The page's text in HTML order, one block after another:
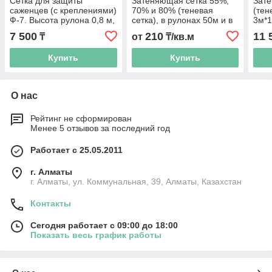
саженцев (с креплениями)
Ф-7. Высота рулона 0,8 м,
7 500 ₸
Купить
70% и 80% (теневая
сетка), в рулонах 50м и в
крепежом
от 210₸/кв.м
Купить
11
О нас
Рейтинг не сформирован
Менее 5 отзывов за последний год
Работает с 25.05.2011
г. Алматы
г. Алматы, ул. Коммунальная, 39, Алматы, Казахстан
Контакты
Сегодня работает с 09:00 до 18:00
Показать весь график работы